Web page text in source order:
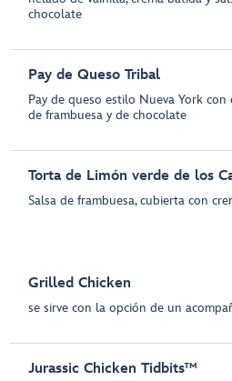
chocolate
Pay de Queso Tribal
Pay de queso estilo Nueva York con
de frambuesa y de chocolate
Torta de Limón verde de los
Salsa de frambuesa, cubierta con
Grilled Chicken
se sirve con la opción de un
Jurassic Chicken Tidbits™